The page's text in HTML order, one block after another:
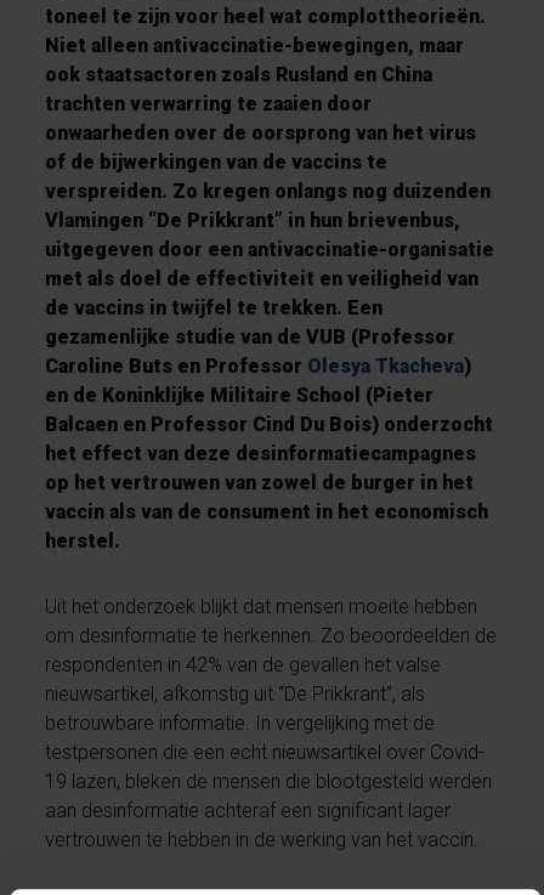
toneel te zijn voor heel wat complottheorieën.
Niet alleen antivaccinatie-bewegingen, maar
ook staatsactoren zoals Rusland en China
trachten verwarring te zaaien door
onwaarheden over de oorsprong van het virus
of de bijwerkingen van de vaccins te
verspreiden. Zo kregen onlangs nog duizenden
Vlamingen “De Prikkrant” in hun brievenbus,
uitgegeven door een antivaccinatie-organisatie
met als doel de effectiviteit en veiligheid van
de vaccins in twijfel te trekken. Een
gezamenlijke studie van de VUB (Professor
Caroline Buts en Professor Olesya Tkacheva)
en de Koninklijke Militaire School (Pieter
Balcaen en Professor Cind Du Bois) onderzocht
het effect van deze desinformatiecampagnes
op het vertrouwen van zowel de burger in het
vaccin als van de consument in het economisch
herstel.
Uit het onderzoek blijkt dat mensen moeite hebben
om desinformatie te herkennen. Zo beoordeelden de
respondenten in 42% van de gevallen het valse
nieuwsartikel, afkomstig uit “De Prikkrant”, als
betrouwbare informatie. In vergelijking met de
testpersonen die een echt nieuwsartikel over Covid-
19 lazen, bleken de mensen die blootgesteld werden
aan desinformatie achteraf een significant lager
vertrouwen te hebben in de werking van het vaccin.